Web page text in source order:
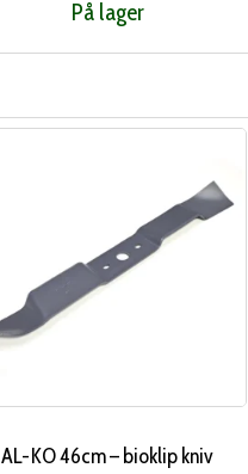
På lager
AL-KO 46cm – bioklip kniv